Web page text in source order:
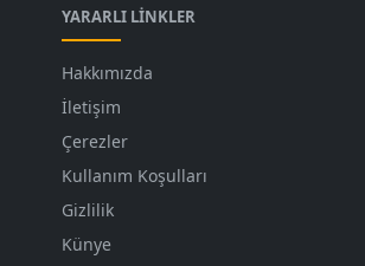
YARARLI LINKLER
Hakkımızda
İletişim
Çerezler
Kullanım Koşulları
Gizlilik
Künye